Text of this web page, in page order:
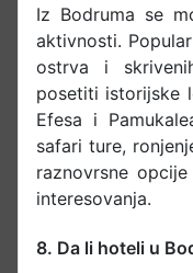
Iz Bodruma se
aktivnosti.
ostrva i
posetiti istorijske
Efesa i
safari ture,
raznovrsne
interesovanja.​
8. Da li hoteli u